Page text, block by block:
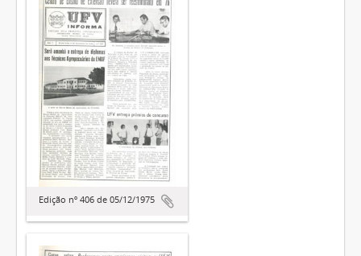
Edição nº 406 de 05/12/1975